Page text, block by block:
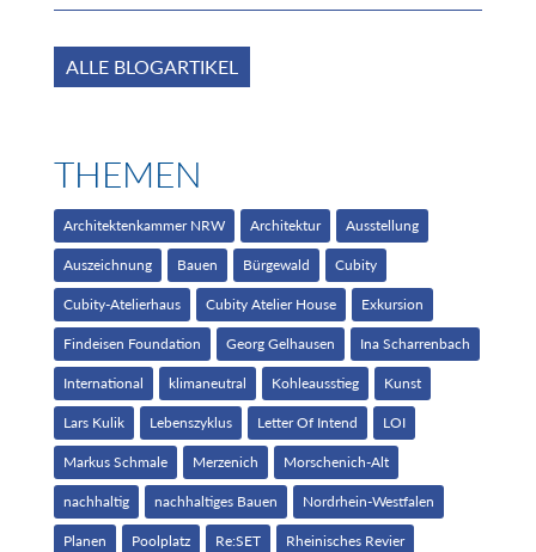
ALLE BLOGARTIKEL
THEMEN
Architektenkammer NRW Architektur Ausstellung
Auszeichnung Bauen Bürgewald Cubity
Cubity-Atelierhaus Cubity Atelier House Exkursion
Findeisen Foundation Georg Gelhausen Ina Scharrenbach
International klimaneutral Kohleausstieg Kunst
Lars Kulik Lebenszyklus Letter Of Intend LOI
Markus Schmale Merzenich Morschenich-Alt
nachhaltig nachhaltiges Bauen Nordrhein-Westfalen
Planen Poolplatz Re:SET Rheinisches Revier